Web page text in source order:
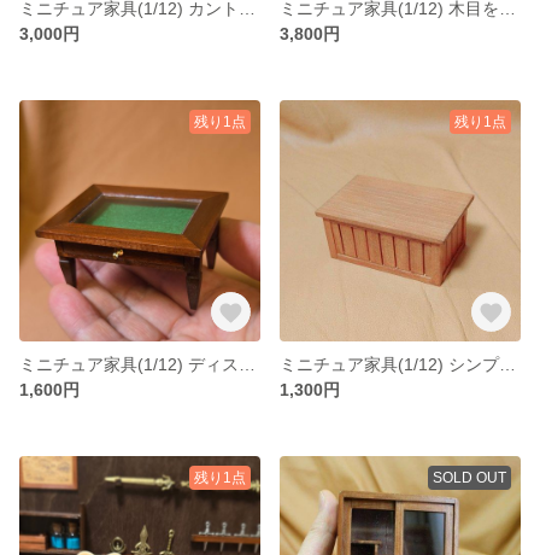
3,000円
3,800円
残り1点
1,600円
残り1点
ミニチュア家具(1/12) シンプルな商品棚(チーク)
1,300円
残り1点 SOLD OUT